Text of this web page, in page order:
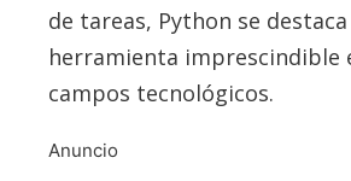
de tareas, Python se
herramienta imprescindible
campos tecnológicos.
Anuncio